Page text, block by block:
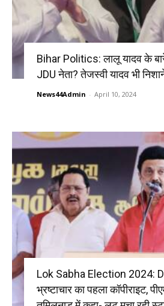
Bihar Politics: लालू यादव के
JDU नेता? तेजस्वी यादव भी
News44Admin - April 10, 2024
Lok Sabha Election 2024:
भ्रष्टाचार का पहला कॉपीराइट,